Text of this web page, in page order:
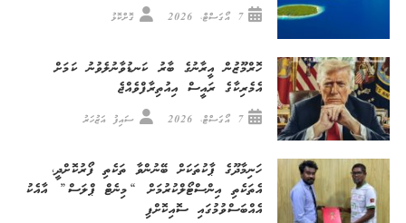
7 އޯގަސްޓް، 2026 ގޮށްކޮޅު
ހޮރްމޫޒުން އީރާނުގެ ބާރު ކަނޑުވާނުލެވުނު ކަމަށް
އެމެރިކާގެ ރައީސް އިއުތިރާފްވެއްޖެ
7 އޯގަސްޓް، 2026 ސައިފު އަޒުހަރު
ހަނިމާދޫގެ ޕާކުތަކަށް ބޭނުންވާ ތަކެތި ފޯރުކޮށްދީ،
އެތަކެތި އިންސްޓޯލްކުރުމަށް “މިނެޓް ޕްލަސް” އާއެކު
އެއްބަސްވުމުގައި ސޮއިކޮށްފި